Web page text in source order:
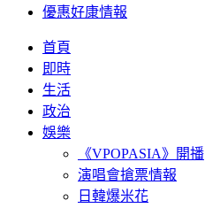
優惠好康情報
首頁
即時
生活
政治
娛樂
《VPOPASIA》開播
演唱會搶票情報
日韓爆米花